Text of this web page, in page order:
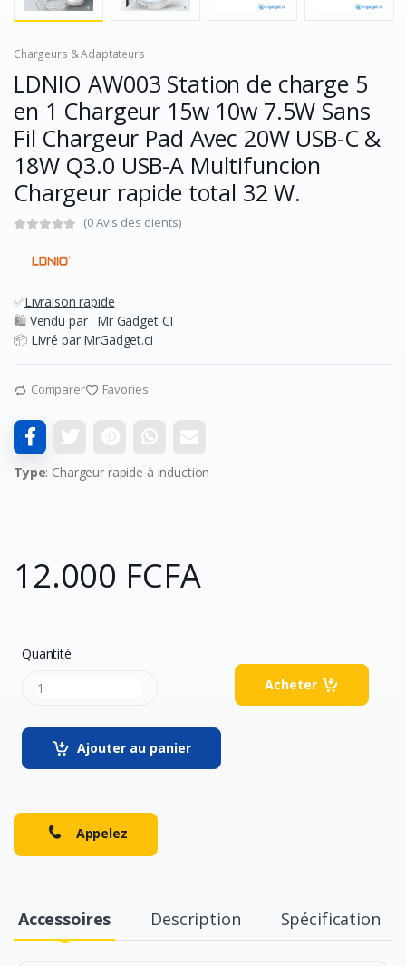
Chargeurs & Adaptateurs
LDNIO AW003 Station de charge 5
en 1 Chargeur 15w 10w 7.5W Sans
Fil Chargeur Pad Avec 20W USB-C &
18W Q3.0 USB-A Multifuncion
Chargeur rapide total 32 W.
(0 Avis des clients)
✅Livraison rapide
🛍️ Vendu par : Mr Gadget CI
📦 Livré par MrGadget.ci
Comparer Favories
Type: Chargeur rapide à induction
12.000 FCFA
Quantité
Ajouter au panier
Acheter
Appelez
Accessoires Description Spécification